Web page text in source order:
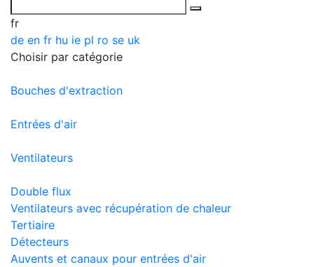
fr
de en fr hu ie pl ro se uk
Choisir par catégorie
Bouches d'extraction
Entrées d'air
Ventilateurs
Double flux
Ventilateurs avec récupération de chaleur
Tertiaire
Détecteurs
Auvents et canaux pour entrées d'air